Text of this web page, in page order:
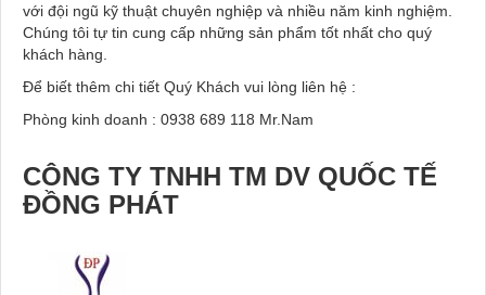
với đội ngũ kỹ thuật chuyên nghiệp và nhiều năm kinh nghiệm.
Chúng tôi tự tin cung cấp những sản phẩm tốt nhất cho quý
khách hàng.
Để biết thêm chi tiết Quý Khách vui lòng liên hệ :
Phòng kinh doanh : 0938 689 118 Mr.Nam
CÔNG TY TNHH TM DV QUỐC TẾ
ĐỒNG PHÁT